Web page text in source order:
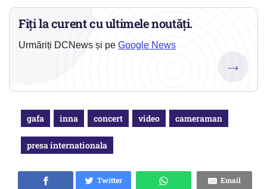
Fiți la curent cu ultimele noutăți.
Urmăriți DCNews și pe Google News
→
gafa inna concert video cameraman
presa internationala
Twitter
Email